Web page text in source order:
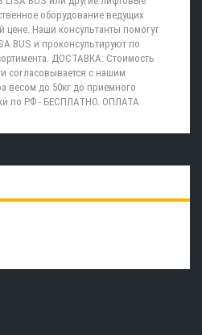
оборудование ведущих
цене. Наши консультанты помогут
BUS и проконсультируют по
ДОСТАВКА: Стоимость
согласовывается с нашим
весом до 50кг до приемного
по РФ - БЕСПЛАТНО. ОПЛАТА